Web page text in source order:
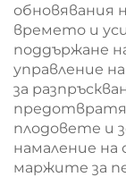
обновявания
времето и
поддържане
управление
за
плодовете и
намаление
маржите за